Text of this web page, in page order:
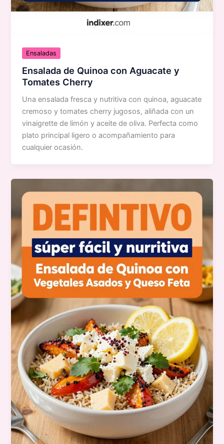
Ensaladas
Ensalada de Quinoa con Aguacate y
Tomates Cherry
Una ensalada fresca y nutritiva con quinoa, aguacate
cremoso y tomates cherry jugosos, aliñada con un
vinaigrette de limón y aceite de oliva. Perfecta como
plato principal ligero o acompañamiento para
cualquier ocasión.